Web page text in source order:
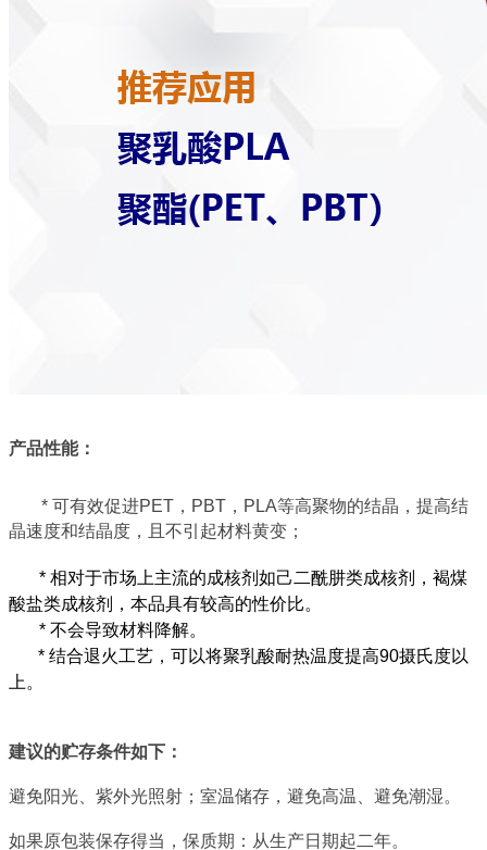
产品性能：
* 可有效促进PET，PBT，PLA等高聚物的结晶，提高结
晶速度和结晶度，且不引起材料黄变；
* 相对于市场上主流的成核剂如己二酰肼类成核剂，褐煤
酸盐类成核剂，本品具有较高的性价比。
* 不会导致材料降解。
* 结合退火工艺，可以将聚乳酸耐热温度提高90摄氏度以
上。
建议的贮存条件如下：
避免阳光、紫外光照射；室温储存，避免高温、避免潮湿。
如果原包装保存得当，保质期：从生产日期起二年。